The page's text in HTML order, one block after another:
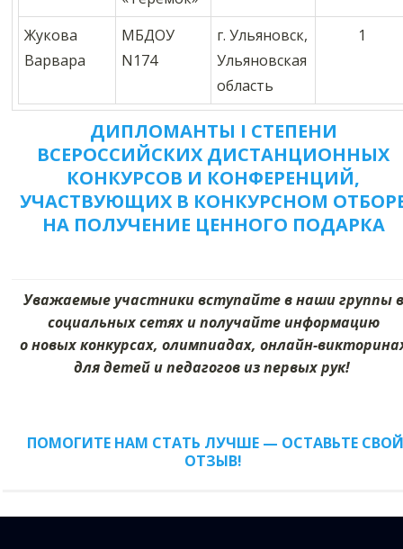
Жукова
Варвара
МБДОУ
N174
г. Ульяновск,
Ульяновская
область
1
ДИПЛОМАНТЫ I СТЕПЕНИ
ВСЕРОССИЙСКИХ ДИСТАНЦИОННЫХ
КОНКУРСОВ И КОНФЕРЕНЦИЙ,
УЧАСТВУЮЩИХ В КОНКУРСНОМ
НА ПОЛУЧЕНИЕ ЦЕННОГО ПОДАРКА
Уважаемые участники вступайте в наши группы в
социальных сетях и получайте информацию
о новых конкурсах, олимпиадах, онлайн-
для детей и педагогов из первых рук!
ПОМОГИТЕ НАМ СТАТЬ ЛУЧШЕ — ОСТАВЬТЕ СВОЙ
ОТЗЫВ!